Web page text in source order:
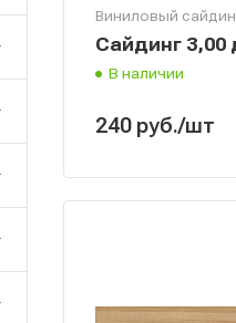
Виниловый
Сайдинг 3,00
В наличии
240 руб./шт